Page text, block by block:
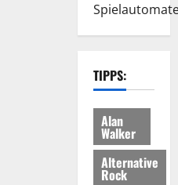
TIPPS:
Alan
Walker
Alternative
Rock